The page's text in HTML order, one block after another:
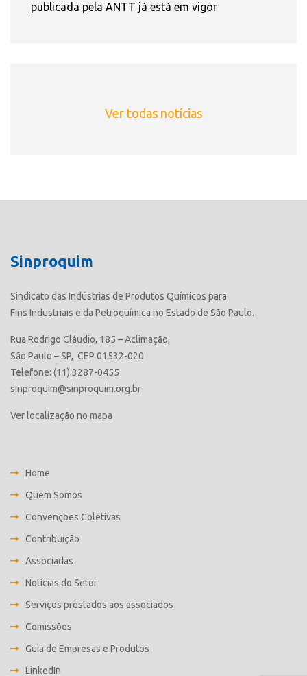
publicada pela ANTT já está em vigor
Ver todas notícias
Sinproquim
Sindicato das Indústrias de Produtos Químicos para
Fins Industriais e da Petroquímica no Estado de São Paulo.
Rua Rodrigo Cláudio, 185 – Aclimação,
São Paulo – SP, CEP 01532-020
Telefone: (11) 3287-0455
sinproquim@sinproquim.org.br
Ver localização no mapa
Home
Quem Somos
Convenções Coletivas
Contribuição
Associadas
Notícias do Setor
Serviços prestados aos associados
Comissões
Guia de Empresas e Produtos
LinkedIn